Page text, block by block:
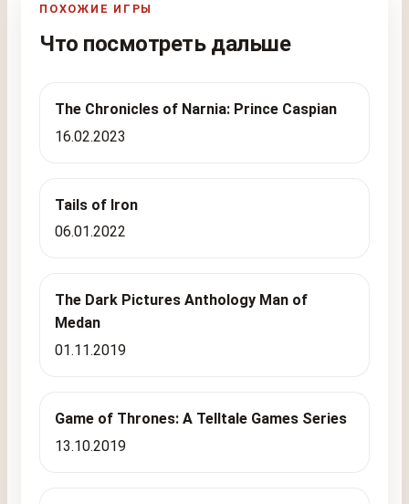
ПОХОЖИЕ ИГРЫ
Что посмотреть дальше
The Chronicles of Narnia: Prince Caspian
16.02.2023
Tails of Iron
06.01.2022
The Dark Pictures Anthology Man of
Medan
01.11.2019
Game of Thrones: A Telltale Games Series
13.10.2019